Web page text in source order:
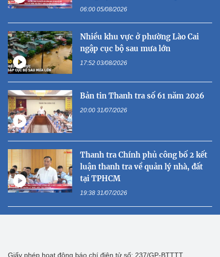
06:00 05/08/2026
Nhiều khu vực ở phường Lào Cai
ngập cục bộ sau mưa lớn
17:52 03/08/2026
Bản tin Thanh tra số 61 năm 2026
20:00 31/07/2026
Thanh tra Chính phủ công bố 2 kết
luận thanh tra về quản lý nhà, đất
tại TPHCM
19:38 31/07/2026
Giấy phép hoạt động báo chí điện tử số: 237/GP-BTTTT